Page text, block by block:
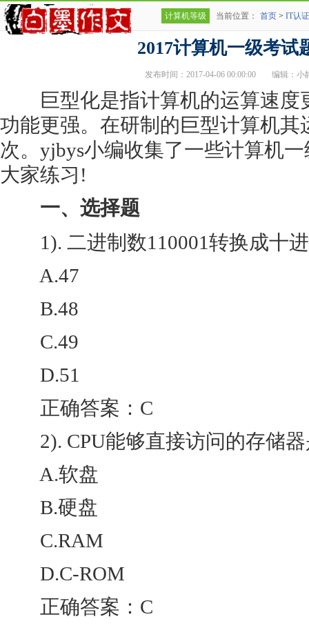
计算机等级 当前位置： 首页 > IT认证
2017计算机一级考试
发布时间：2017-04-06 00:00:00 编辑：小
巨型化是指计算机的运算速度
功能更强。在研制的巨型计算机其
次。yjbys小编收集了一些计算机
大家练习!
一、选择题
1). 二进制数110001转换成十
A.47
B.48
C.49
D.51
正确答案：C
2). CPU能够直接访问的存储器
A.软盘
B.硬盘
C.RAM
D.C-ROM
正确答案：C